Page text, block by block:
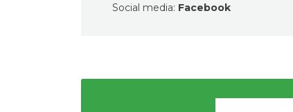
Social media: Facebook